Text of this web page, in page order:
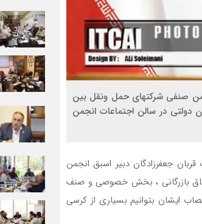
صنفی شرکتهای حمل ونقل بین
دولتی در سالن اجتماعات انجمن
جعفرزادگان دبیر اسبق انجمن
اتاق بازرگانی ، بخش خصوصی و صنف
ایشان بتوانیم بسیاری از کرسی